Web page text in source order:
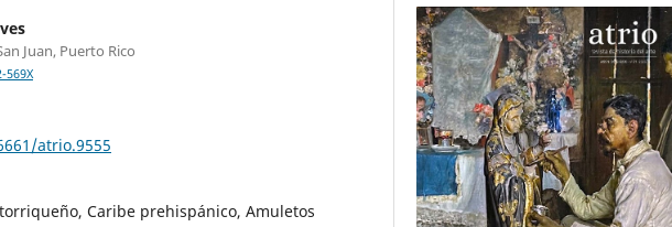
Juan, Puerto Rico
569X
atrio.9555
Caribe prehispánico, Amuletos